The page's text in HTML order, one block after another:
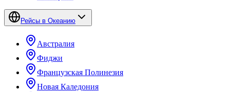
Рейсы в Океанию
Австралия
Фиджи
Французская Полинезия
Новая Каледония